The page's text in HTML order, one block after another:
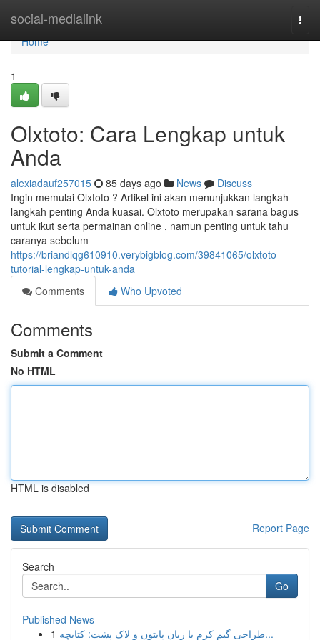
social-medialink
Home
Home
1
Olxtoto: Cara Lengkap untuk
Anda
alexiadauf257015 85 days ago News
Discuss
Ingin memulai Olxtoto ? Artikel ini akan menunjukkan langkah-
langkah penting Anda kuasai. Olxtoto merupakan sarana bagus
untuk ikut serta permainan online , namun penting untuk tahu
caranya sebelum
https://briandlqg610910.verybigblog.com/39841065/olxtoto-
tutorial-lengkap-untuk-anda
Comments
Who Upvoted
Comments
Submit a Comment
No HTML
HTML is disabled
Report Page
Search
Go
Published News
1
طراحی گیم کرم با زبان پایتون و لاک پشت: کتابچه...